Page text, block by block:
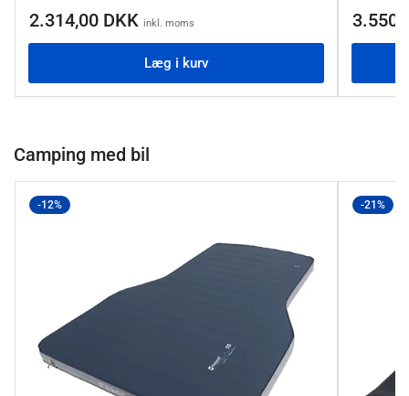
2.314,00 DKK inkl. moms
Læg i kurv
Camping med bil
-12% -21%